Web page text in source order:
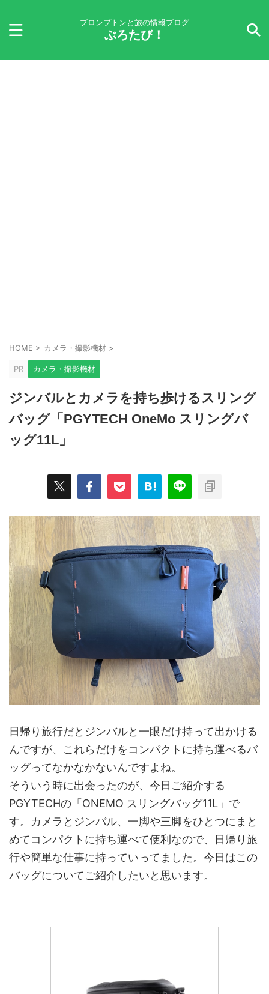
ブロンプトンと旅の情報ブログ
ぶろたび！
HOME > カメラ・撮影機材 >
PR カメラ・撮影機材
ジンバルとカメラを持ち歩けるスリング
バッグ「PGYTECH OneMo スリングバ
ッグ11L」
日帰り旅行だとジンバルと一眼だけ持って出かける
んですが、これらだけをコンパクトに持ち運べるバ
ッグってなかなかないんですよね。
そういう時に出会ったのが、今日ご紹介する
PGYTECHの「ONEMO スリングバッグ11L」で
す。カメラとジンバル、一脚や三脚をひとつにまと
めてコンパクトに持ち運べて便利なので、日帰り旅
行や簡単な仕事に持っていってました。今日はこの
バッグについてご紹介したいと思います。